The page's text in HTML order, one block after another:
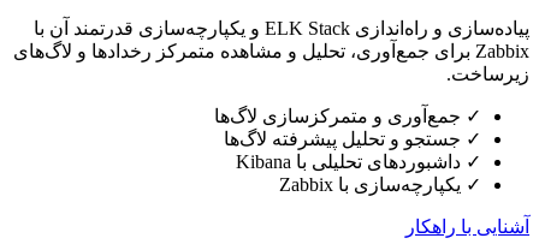
پیاده‌سازی و راه‌اندازی ELK Stack و یکپارچه‌سازی قدرتمند آن با
Zabbix برای جمع‌آوری، تحلیل و مشاهده متمرکز رخدادها و لاگ‌های
زیرساخت.
✓ جمع‌آوری و متمرکزسازی لاگ‌ها
✓ جستجو و تحلیل پیشرفته لاگ‌ها
✓ داشبوردهای تحلیلی با Kibana
✓ یکپارچه‌سازی با Zabbix
آشنایی با راهکار